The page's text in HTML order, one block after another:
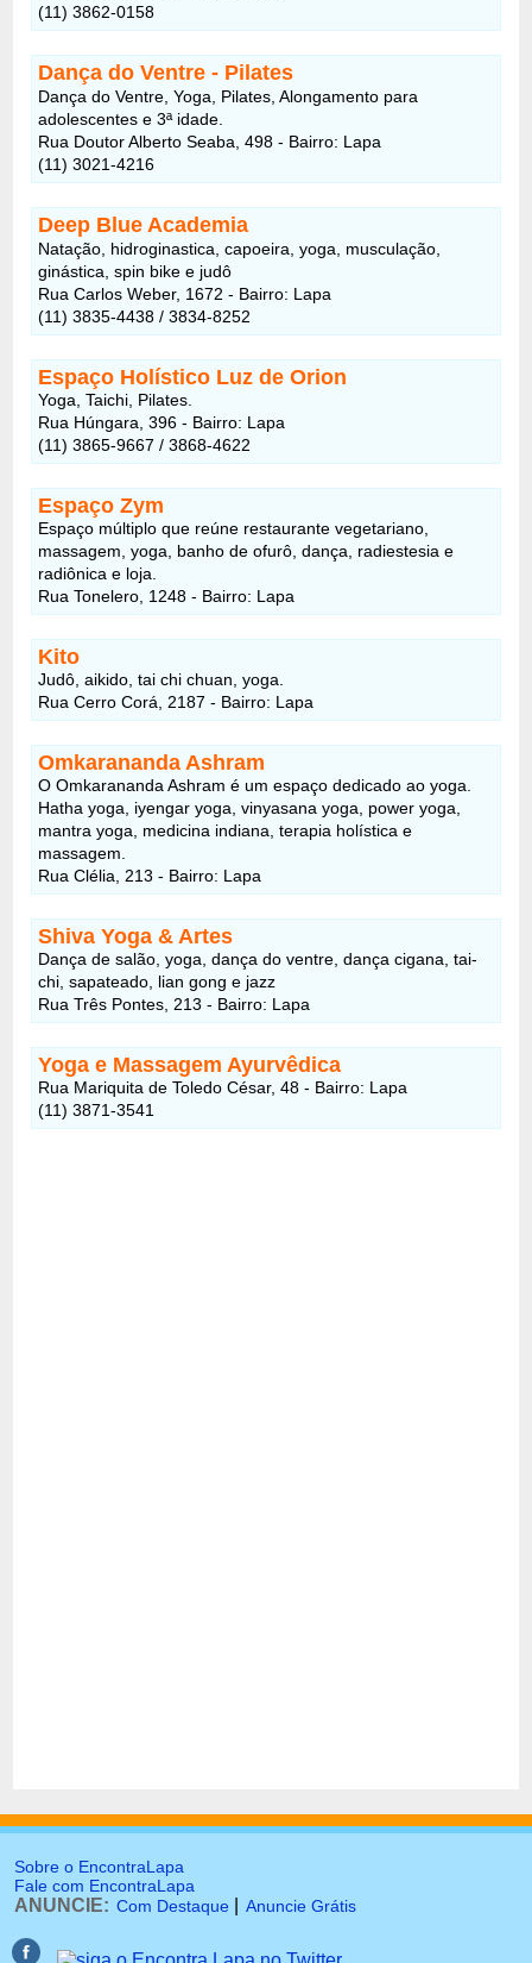
(11) 3862-0158
Dança do Ventre - Pilates
Dança do Ventre, Yoga, Pilates, Alongamento para
adolescentes e 3ª idade.
Rua Doutor Alberto Seaba, 498 - Bairro: Lapa
(11) 3021-4216
Deep Blue Academia
Natação, hidroginastica, capoeira, yoga, musculação,
ginástica, spin bike e judô
Rua Carlos Weber, 1672 - Bairro: Lapa
(11) 3835-4438 / 3834-8252
Espaço Holístico Luz de Orion
Yoga, Taichi, Pilates.
Rua Húngara, 396 - Bairro: Lapa
(11) 3865-9667 / 3868-4622
Espaço Zym
Espaço múltiplo que reúne restaurante vegetariano,
massagem, yoga, banho de ofurô, dança, radiestesia e
radiônica e loja.
Rua Tonelero, 1248 - Bairro: Lapa
Kito
Judô, aikido, tai chi chuan, yoga.
Rua Cerro Corá, 2187 - Bairro: Lapa
Omkarananda Ashram
O Omkarananda Ashram é um espaço dedicado ao yoga.
Hatha yoga, iyengar yoga, vinyasana yoga, power yoga,
mantra yoga, medicina indiana, terapia holística e
massagem.
Rua Clélia, 213 - Bairro: Lapa
Shiva Yoga & Artes
Dança de salão, yoga, dança do ventre, dança cigana, tai-
chi, sapateado, lian gong e jazz
Rua Três Pontes, 213 - Bairro: Lapa
Yoga e Massagem Ayurvêdica
Rua Mariquita de Toledo César, 48 - Bairro: Lapa
(11) 3871-3541
Sobre o EncontraLapa
Fale com EncontraLapa
ANUNCIE: Com Destaque Anuncie Grátis